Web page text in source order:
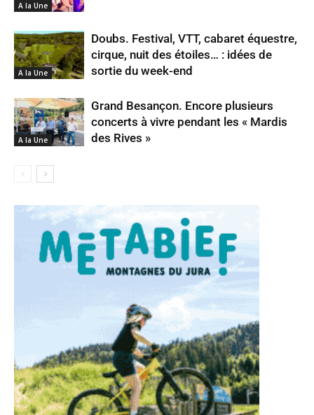
A la Une
A la Une
Doubs. Festival, VTT, cabaret équestre,
cirque, nuit des étoiles… : idées de
sortie du week-end
A la Une
Grand Besançon. Encore plusieurs
concerts à vivre pendant les « Mardis
des Rives »